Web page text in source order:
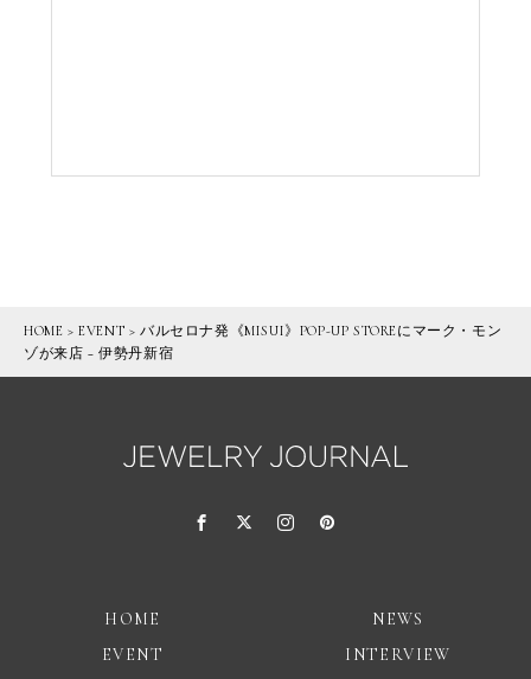
HOME >EVENT >バルセロナ発《MISUI》POP-UP STOREにマーク・モン
ゾが来店 − 伊勢丹新宿
HOME
NEWS
EVENT
INTERVIEW